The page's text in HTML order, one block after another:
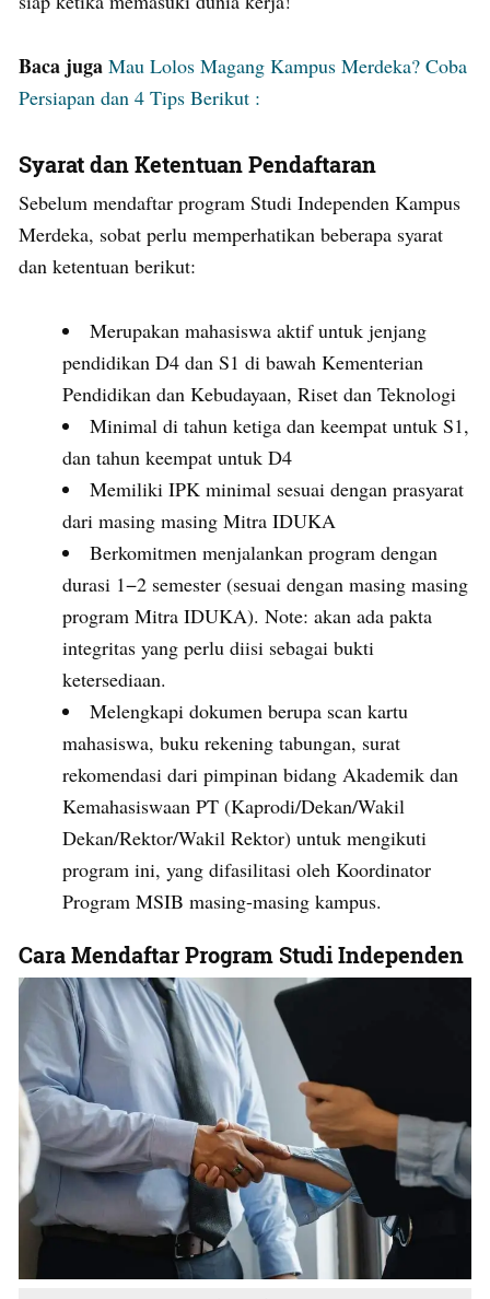
Baca juga Mau Lolos Magang Kampus Merdeka? Coba
Persiapan dan 4 Tips Berikut :
Syarat dan Ketentuan Pendaftaran
Sebelum mendaftar program Studi Independen Kampus
Merdeka, sobat perlu memperhatikan beberapa syarat
dan ketentuan berikut:
Merupakan mahasiswa aktif untuk jenjang
pendidikan D4 dan S1 di bawah Kementerian
Pendidikan dan Kebudayaan, Riset dan Teknologi
Minimal di tahun ketiga dan keempat untuk S1,
dan tahun keempat untuk D4
Memiliki IPK minimal sesuai dengan prasyarat
dari masing masing Mitra IDUKA
Berkomitmen menjalankan program dengan
durasi 1−2 semester (sesuai dengan masing masing
program Mitra IDUKA). Note: akan ada pakta
integritas yang perlu diisi sebagai bukti
ketersediaan.
Melengkapi dokumen berupa scan kartu
mahasiswa, buku rekening tabungan, surat
rekomendasi dari pimpinan bidang Akademik dan
Kemahasiswaan PT (Kaprodi/Dekan/Wakil
Dekan/Rektor/Wakil Rektor) untuk mengikuti
program ini, yang difasilitasi oleh Koordinator
Program MSIB masing-masing kampus.
Cara Mendaftar Program Studi Independen